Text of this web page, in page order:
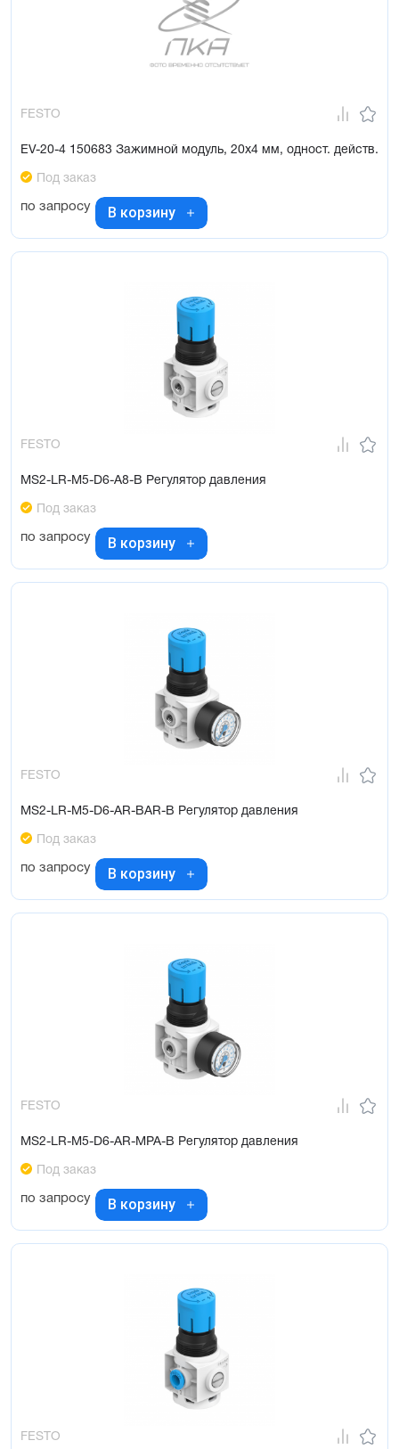
FESTO
EV-20-4 150683 Зажимной модуль, 20x4 мм, одност. действ.
Под заказ
по запросу В корзину
FESTO
MS2-LR-M5-D6-A8-B Регулятор давления
Под заказ
по запросу В корзину
FESTO
MS2-LR-M5-D6-AR-BAR-B Регулятор давления
Под заказ
по запросу В корзину
FESTO
MS2-LR-M5-D6-AR-MPA-B Регулятор давления
Под заказ
по запросу В корзину
FESTO